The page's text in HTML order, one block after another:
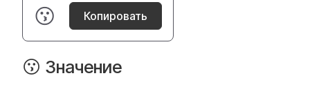
😗 Копировать
😗 Значение